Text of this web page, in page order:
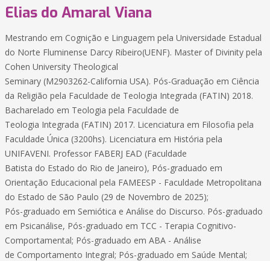
Elias do Amaral Viana
Mestrando em Cognição e Linguagem pela Universidade Estadual
do Norte Fluminense Darcy Ribeiro(UENF). Master of Divinity pela
Cohen University Theological
Seminary (M2903262-California USA). Pós-Graduação em Ciência
da Religião pela Faculdade de Teologia Integrada (FATIN) 2018.
Bacharelado em Teologia pela Faculdade de
Teologia Integrada (FATIN) 2017. Licenciatura em Filosofia pela
Faculdade Única (3200hs). Licenciatura em História pela
UNIFAVENI. Professor FABERJ EAD (Faculdade
Batista do Estado do Rio de Janeiro), Pós-graduado em
Orientação Educacional pela FAMEESP - Faculdade Metropolitana
do Estado de São Paulo (29 de Novembro de 2025);
Pós-graduado em Semiótica e Análise do Discurso. Pós-graduado
em Psicanálise, Pós-graduado em TCC - Terapia Cognitivo-
Comportamental; Pós-graduado em ABA - Análise
de Comportamento Integral; Pós-graduado em Saúde Mental;